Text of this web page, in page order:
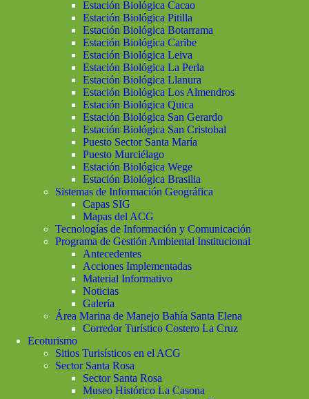
Estación Biológica Cacao
Estación Biológica Pitilla
Estación Biológica Botarrama
Estación Biológica Caribe
Estación Biológica Leiva
Estación Biológica La Perla
Estación Biológica Llanura
Estación Biológica Los Almendros
Estación Biológica Quica
Estación Biológica San Gerardo
Estación Biológica San Cristobal
Puesto Sector Santa María
Puesto Murciélago
Estación Biológica Wege
Estación Biológica Brasilia
Sistemas de Información Geográfica
Capas SIG
Mapas del ACG
Tecnologías de Información y Comunicación
Programa de Gestión Ambiental Institucional
Antecedentes
Acciones Implementadas
Material Informativo
Noticias
Galería
Área Marina de Manejo Bahía Santa Elena
Corredor Turístico Costero La Cruz
Ecoturismo
Sitios Turisísticos en el ACG
Sector Santa Rosa
Sector Santa Rosa
Museo Histórico La Casona